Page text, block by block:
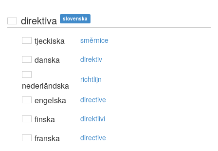
direktiva slovenska
tjeckiska směrnice
danska direktiv
nederländska
richtlijn
engelska directive
finska direktiivi
franska directive